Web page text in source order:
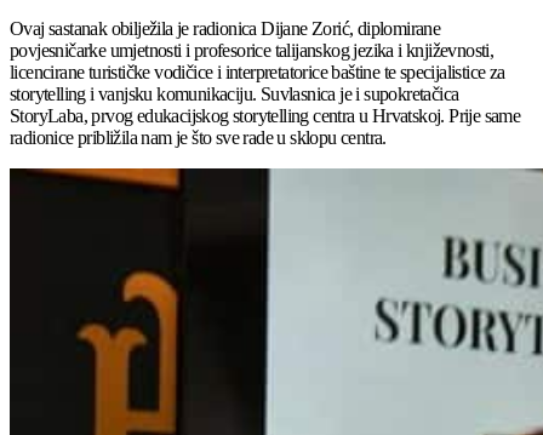
Ovaj sastanak obilježila je radionica Dijane Zorić, diplomirane
povjesničarke umjetnosti i profesorice talijanskog jezika i književnosti,
licencirane turističke vodičice i interpretatorice baštine te specijalistice za
storytelling i vanjsku komunikaciju. Suvlasnica je i supokretačica
StoryLaba, prvog edukacijskog storytelling centra u Hrvatskoj. Prije same
radionice približila nam je što sve rade u sklopu centra.